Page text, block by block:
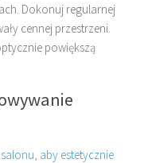
Dokonuj regularnej
cennej przestrzeni.
powiększą
salonu, aby estetycznie